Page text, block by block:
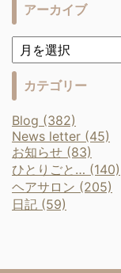
アーカイブ
カテゴリー
Blog (382)
News letter (45)
お知らせ (83)
ひとりごと… (140)
ヘアサロン (205)
日記 (59)